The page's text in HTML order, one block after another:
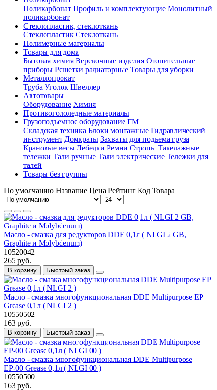
Поликарбонат Профиль и комплектующие Монолитный
поликарбонат
Стеклопластик, стеклоткань
Стеклопластик Стеклоткань
Полимерные материалы
Товары для дома
Бытовая химия Веревочные изделия Отопительные
приборы Решетки радиаторные Товары для уборки
Металлопрокат
Труба Уголок Швеллер
Автотовары
Оборудование Химия
Противогололедные материалы
Грузоподъемное оборудование ГМ
Складская техника Блоки монтажные Гидравлический
инструмент Домкраты Захваты для подъема груза
Крановые весы Лебедки Ремни Стропы Такелажные
тележки Тали ручные Тали электрические Тележки для
талей
Товары без группы
По умолчанию Название Цена Рейтинг Код Товара
Масло - смазка для редукторов DDE 0,1л ( NLGI 2 GB,
Graphite и Molybdenum)
10520042
265 руб.
В корзину Быстрый заказ
Масло - смазка многофункциональная DDE Multipurpose ЕР
Grease 0,1л ( NLGI 2 )
10550502
163 руб.
В корзину Быстрый заказ
Масло - смазка многофункциональная DDE Multipurpose
ЕР-00 Grease 0,1л ( NLGI 00 )
10550500
163 руб.